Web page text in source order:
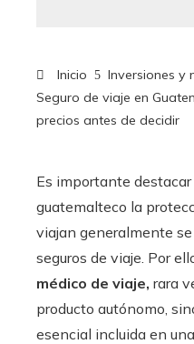
Inicio
Inversiones y
Seguro de viaje en
precios antes de decidir
Es importante
guatemalteco la
viajan generalmente
seguros de viaje. Por
médico de viaje, rara
producto autónomo,
esencial incluida en